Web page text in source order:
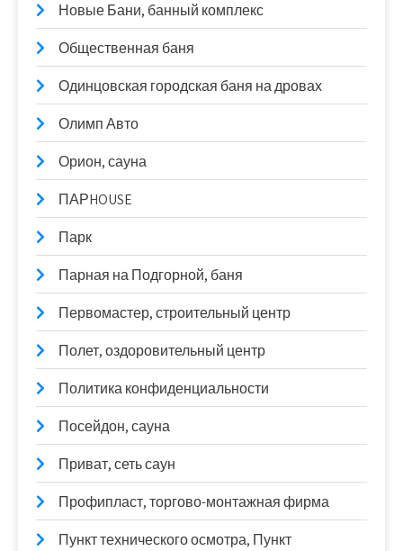
Новые Бани, банный комплекс
Общественная баня
Одинцовская городская баня на дровах
Олимп Авто
Орион, сауна
ПАРHOUSE
Парк
Парная на Подгорной, баня
Первомастер, строительный центр
Полет, оздоровительный центр
Политика конфиденциальности
Посейдон, сауна
Приват, сеть саун
Профипласт, торгово-монтажная фирма
Пункт технического осмотра, Пункт